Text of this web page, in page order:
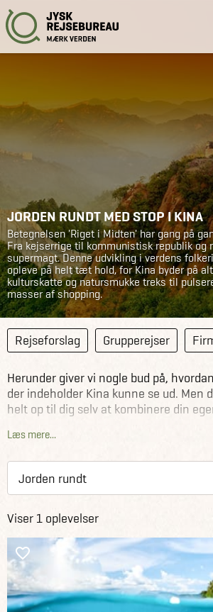
JORDEN RUNDT MED STOP I KINA
Betegnelsen 'Riget i Midten' har gang på
Fra kejserrige til kommunistisk republik og
supermagt. Denne udvikling i verdens
opleve på helt tæt hold, for Kina byder på
kulturskatte og natursmukke treks til
masser af shopping.
Rejseforslag Grupperejser
Herunder giver vi nogle bud på,
der indeholder Kina kunne se ud. Men
helt op til dig selv at kombinere din
verden
Læs mere...
Viser 1 oplevelser